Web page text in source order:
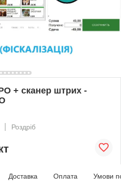
+ сканер штрих -
Роздріб
Доставка Оплата Умови